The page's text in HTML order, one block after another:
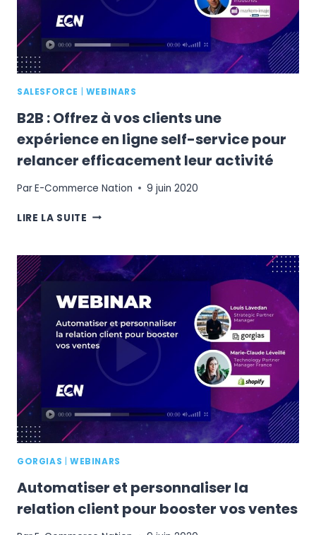
SALESFORCE WEBINARS
B2B : Offrez à vos clients une
expérience en ligne self-service pour
relancer efficacement leur activité
ParE-Commerce Nation 9 juin 2020
LIRE LA SUITE B2B
À
VOS
UNE
EXPÉRIENCE
EN
LIGNE
SELF-
SERVICE
RELANCER
EFFICACEMENT
LEUR
GORGIAS WEBINARS
Automatiser et personnaliser la
relation client pour booster vos ventes